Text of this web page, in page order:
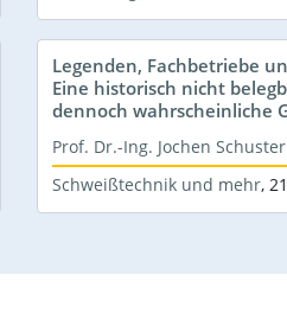
Legenden, Fachbetriebe
Eine historisch nicht
dennoch wahrscheinliche
Prof. Dr.-Ing. Jochen Schuster
Schweißtechnik und mehr,